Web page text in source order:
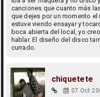
canciones que cuanto más
que dejes por un momento
estuve viendo ensayar y
boca abierta del local, yo
hablar. El diseño del disco
currado.
chiquetete
07 Oct